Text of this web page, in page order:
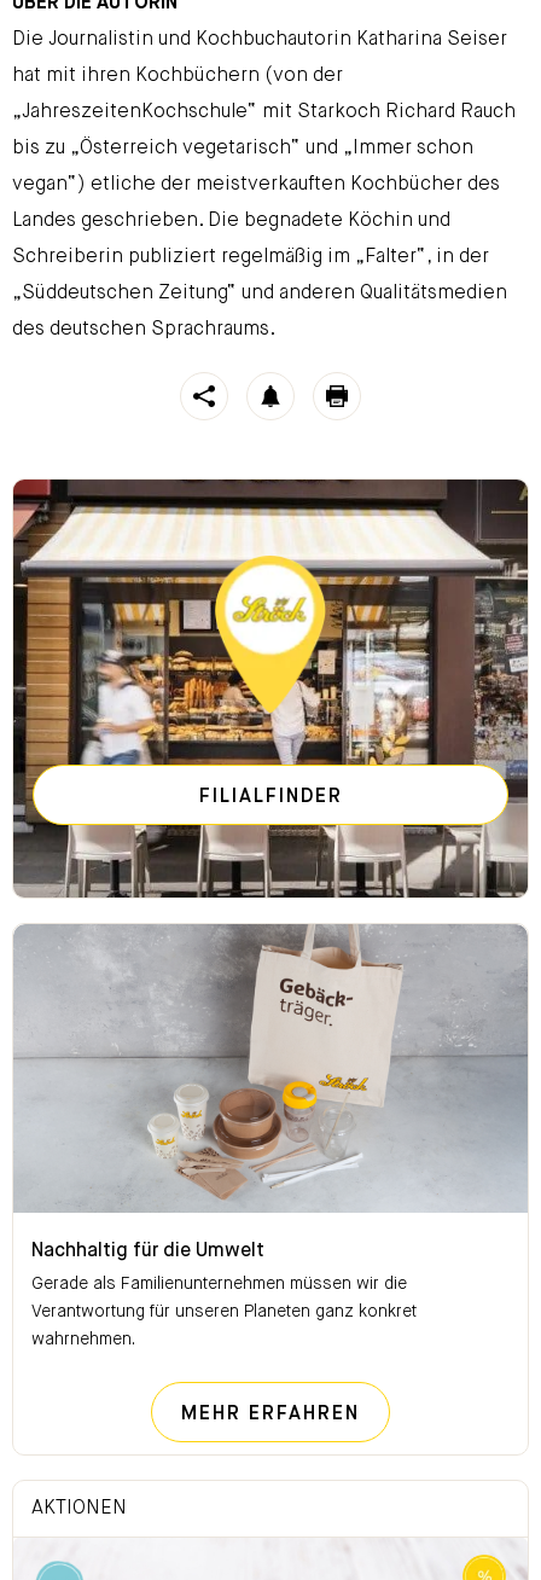
https://stroeck.at/neuigkeiten/das-gute-brot-von-
Toogle share
notification
print
Die Journalistin und Kochbuchautorin Katharina Seiser
hat mit ihren Kochbüchern (von der
„JahreszeitenKochschule“ mit Starkoch Richard Rauch
bis zu „Österreich vegetarisch“ und „Immer schon
vegan“) etliche der meistverkauften Kochbücher des
Landes geschrieben. Die begnadete Köchin und
Schreiberin publiziert regelmäßig im „Falter“, in der
„Süddeutschen Zeitung“ und anderen Qualitätsmedien
des deutschen Sprachraums.
FILIALFINDER
Nachhaltig für die Umwelt
Gerade als Familienunternehmen müssen wir die
Verantwortung für unseren Planeten ganz konkret
wahrnehmen.
MEHR ERFAHREN NACHHALTIG
AKTIONEN